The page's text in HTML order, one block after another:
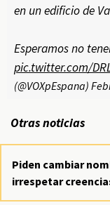
en un edificio de
Esperamos no
pic.twitter.com/
(@VOXpEspana)
Otras noticias
Piden cambiar
irrespetar